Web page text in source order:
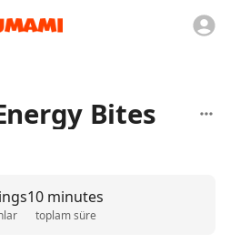
Bites
10 minutes
toplam süre